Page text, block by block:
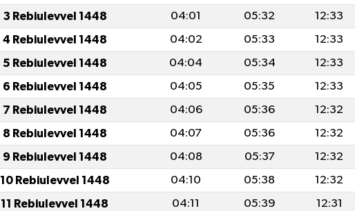
3 Rebiulevvel 1448 04:01 05:32 12:33
4 Rebiulevvel 1448 04:02 05:33 12:33
5 Rebiulevvel 1448 04:04 05:34 12:33
6 Rebiulevvel 1448 04:05 05:35 12:33
7 Rebiulevvel 1448 04:06 05:36 12:32
8 Rebiulevvel 1448 04:07 05:36 12:32
9 Rebiulevvel 1448 04:08 05:37 12:32
10 Rebiulevvel 1448 04:10 05:38 12:32
11 Rebiulevvel 1448 04:11 05:39 12:31